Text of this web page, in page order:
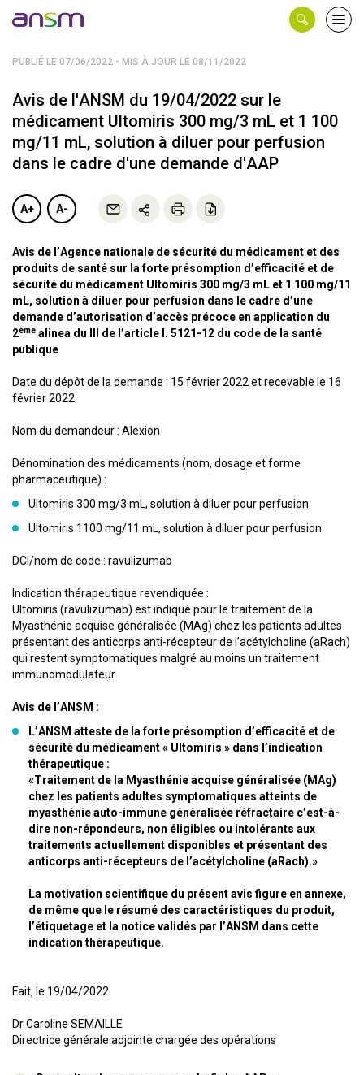
PUBLIÉ LE 07/06/2022 - MIS À JOUR LE 08/11/2022
Avis de l'ANSM du 19/04/2022 sur le
médicament Ultomiris 300 mg/3 mL et 1 100
mg/11 mL, solution à diluer pour perfusion
dans le cadre d'une demande d'AAP
A+ A-
Avis de l’Agence nationale de sécurité du médicament et des
produits de santé sur la forte présomption d’efficacité et de
sécurité du médicament Ultomiris 300 mg/3 mL et 1 100 mg/11
mL, solution à diluer pour perfusion dans le cadre d’une
demande d’autorisation d’accès précoce en application du
2ème alinea du III de l’article l. 5121-12 du code de la santé
publique
Date du dépôt de la demande : 15 février 2022 et recevable le 16
février 2022
Nom du demandeur : Alexion
Dénomination des médicaments (nom, dosage et forme
pharmaceutique) :
Ultomiris 300 mg/3 mL, solution à diluer pour perfusion
Ultomiris 1100 mg/11 mL, solution à diluer pour perfusion
DCI/nom de code : ravulizumab
Indication thérapeutique revendiquée :
Ultomiris (ravulizumab) est indiqué pour le traitement de la
Myasthénie acquise généralisée (MAg) chez les patients adultes
présentant des anticorps anti-récepteur de l’acétylcholine (aRach)
qui restent symptomatiques malgré au moins un traitement
immunomodulateur.
Avis de l’ANSM :
L’ANSM atteste de la forte présomption d’efficacité et de
sécurité du médicament « Ultomiris » dans l’indication
thérapeutique :
«Traitement de la Myasthénie acquise généralisée (MAg)
chez les patients adultes symptomatiques atteints de
myasthénie auto-immune généralisée réfractaire c’est-à-
dire non-répondeurs, non éligibles ou intolérants aux
traitements actuellement disponibles et présentant des
anticorps anti-récepteurs de l’acétylcholine (aRach).»
La motivation scientifique du présent avis figure en annexe,
de même que le résumé des caractéristiques du produit,
l’étiquetage et la notice validés par l’ANSM dans cette
indication thérapeutique.
Fait, le 19/04/2022
Dr Caroline SEMAILLE
Directrice générale adjointe chargée des opérations